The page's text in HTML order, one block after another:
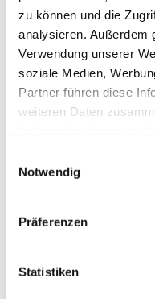
zu können und die
analysieren. Außerdem
Verwendung unserer
soziale Medien,
Partner führen diese
weiteren Daten
Notwendig
Präferenzen
Statistiken